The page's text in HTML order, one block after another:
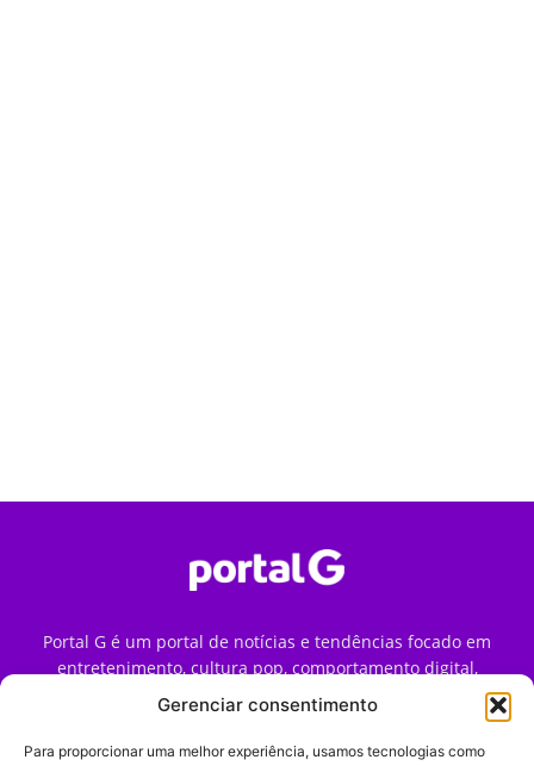
Gerenciar consentimento
Para proporcionar uma melhor experiência, usamos tecnologias como
Portal G é um portal de notícias e tendências focado em
entretenimento, cultura pop, comportamento digital,
streaming, games e iniciativas de marca que impactam a
forma como o público vive e consome internet no Brasil.